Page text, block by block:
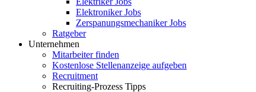
Elektroniker Jobs
Zerspanungsmechaniker Jobs
Ratgeber
Unternehmen
Mitarbeiter finden
Kostenlose Stellenanzeige aufgeben
Recruitment
Recruiting-Prozess Tipps